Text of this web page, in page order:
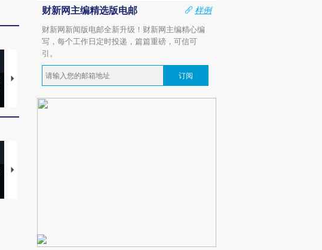
视线｜HYROX的吸金
心“花钱找虐”？
马航飞行员跨国走私7万
毒品
育部长拱下台
视线｜全球最热百城独占
财新网主编精选版电邮
样例
财新网新闻版电邮全新升级！财新网主编精心编
写，每个工作日定时投递，篇篇重磅，可信可
引。
订阅